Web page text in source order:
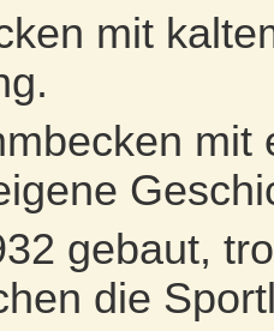
mit
gebaut,
die